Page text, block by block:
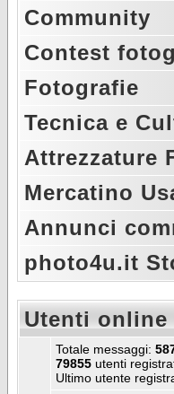
Community
Contest
Fotografie
Tecnica e
Attrezzature
Mercatino
Annunci
photo4u.it
Utenti online
Totale messaggi:
79855 utenti
Ultimo utente